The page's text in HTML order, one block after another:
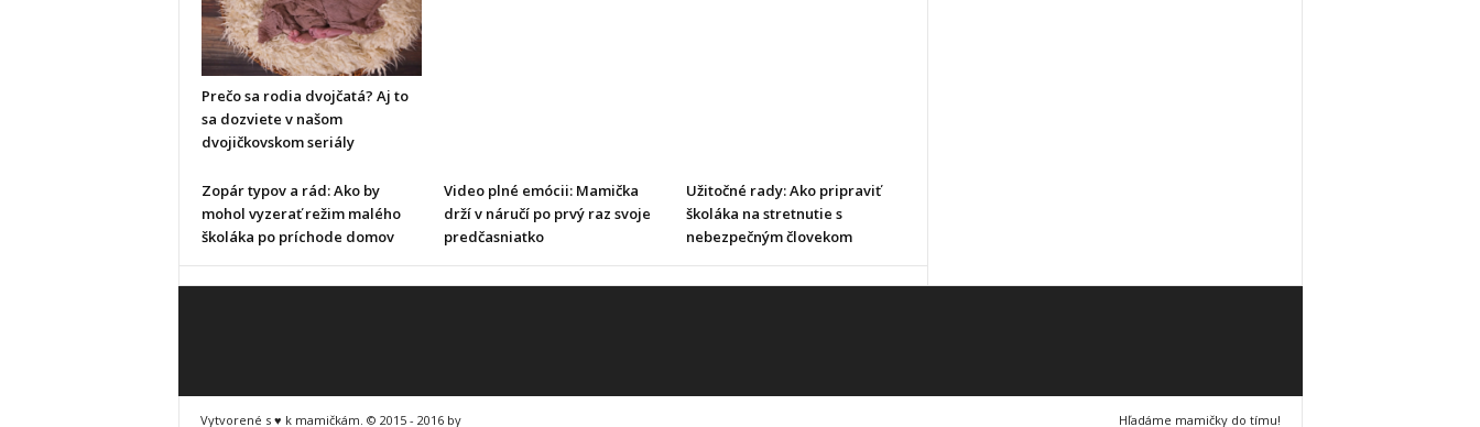
Prečo sa rodia dvojčatá? Aj to
sa dozviete v našom
dvojičkovskom seriály
Zopár typov a rád: Ako by
mohol vyzerať režim malého
školáka po príchode domov
Video plné emócii: Mamička
drží v náručí po prvý raz svoje
predčasniatko
Užitočné rady: Ako pripraviť
školáka na stretnutie s
nebezpečným človekom
Vytvorené s ♥ k mamičkám. © 2015 - 2016 by Hľadáme mamičky do tímu!